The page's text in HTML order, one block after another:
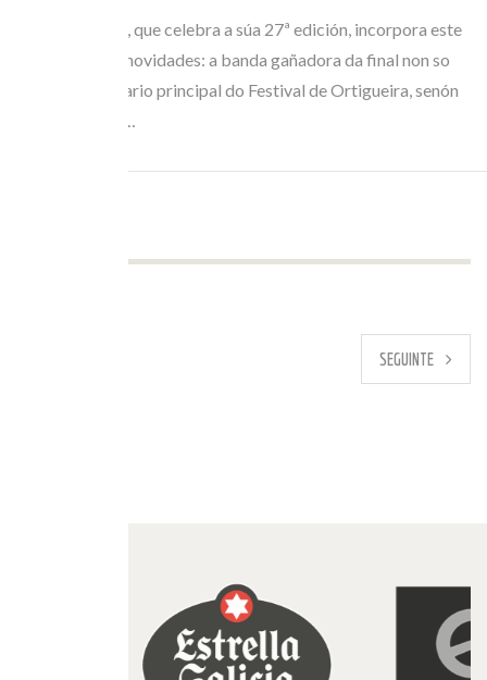
O certame Runas, que celebra a súa 27ª edición, incorpora este
ano importantes novidades: a banda gañadora da final non so
actuará no escenario principal do Festival de Ortigueira, senón
que tamén terá a…
SEGUINTE